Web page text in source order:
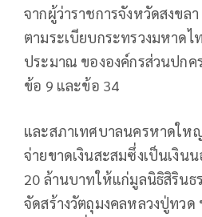
จากผู้ว่าราชการจังหวัดสงขล
ตามระเบียบกระทรวงมหาดไ
ประมาณ ขององค์กรส่วนปกค
ข้อ 9 และข้อ 34
และสภาเทศบาลนครหาดให
จ่ายขาดเงินสะสมซึ่งเป็นเงิ
20 ล้านบาทให้แก่มูลนิธิสิรินธ
จัดสร้างวัตถุมงคลหลวงปู่ทว